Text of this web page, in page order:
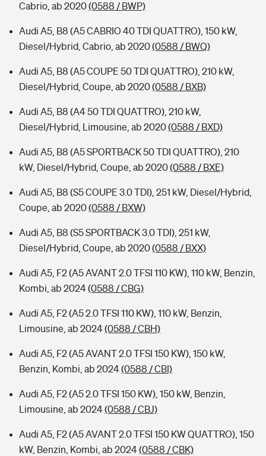
Cabrio, ab 2020(0588 / BWP)
Audi A5, B8 (A5 CABRIO 40 TDI QUATTRO), 150 kW,
Diesel/Hybrid, Cabrio, ab 2020(0588 / BWQ)
Audi A5, B8 (A5 COUPE 50 TDI QUATTRO), 210 kW,
Diesel/Hybrid, Coupe, ab 2020(0588 / BXB)
Audi A5, B8 (A4 50 TDI QUATTRO), 210 kW,
Diesel/Hybrid, Limousine, ab 2020(0588 / BXD)
Audi A5, B8 (A5 SPORTBACK 50 TDI QUATTRO), 210
kW, Diesel/Hybrid, Coupe, ab 2020(0588 / BXE)
Audi A5, B8 (S5 COUPE 3.0 TDI), 251 kW, Diesel/Hybrid,
Coupe, ab 2020(0588 / BXW)
Audi A5, B8 (S5 SPORTBACK 3.0 TDI), 251 kW,
Diesel/Hybrid, Coupe, ab 2020(0588 / BXX)
Audi A5, F2 (A5 AVANT 2.0 TFSI 110 KW), 110 kW, Benzin,
Kombi, ab 2024(0588 / CBG)
Audi A5, F2 (A5 2.0 TFSI 110 KW), 110 kW, Benzin,
Limousine, ab 2024(0588 / CBH)
Audi A5, F2 (A5 AVANT 2.0 TFSI 150 KW), 150 kW,
Benzin, Kombi, ab 2024(0588 / CBI)
Audi A5, F2 (A5 2.0 TFSI 150 KW), 150 kW, Benzin,
Limousine, ab 2024(0588 / CBJ)
Audi A5, F2 (A5 AVANT 2.0 TFSI 150 KW QUATTRO), 150
kW, Benzin, Kombi, ab 2024(0588 / CBK)